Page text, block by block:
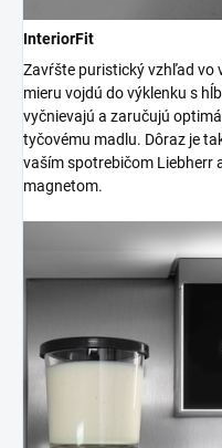
InteriorFit
Zavŕšte puristický vzhľad vo
mieru vojdú do výklenku s
vyčnievajú a zaručujú
tyčovému madlu. Dôraz je
vaším spotrebičom Liebherr
magnetom.